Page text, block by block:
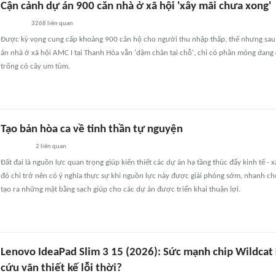
Cận cảnh dự án 900 căn nhà ở xã hội 'xây mãi chưa xong'
3268 liên quan
Được kỳ vọng cung cấp khoảng 900 căn hộ cho người thu nhập thấp, thế nhưng
án nhà ở xã hội AMC I tại Thanh Hóa vẫn 'dậm chân tại chỗ', chỉ có phần móng
trống cỏ cây um tùm.
Tạo bản hòa ca về tinh thần tự nguyện
2 liên quan
Đất đai là nguồn lực quan trọng giúp kiến thiết các dự án hạ tầng thúc đẩy kinh tế -
đó chỉ trở nên có ý nghĩa thực sự khi nguồn lực này được giải phóng sớm, nhanh
tạo ra những mặt bằng sạch giúp cho các dự án được triển khai thuận lợi.
Lenovo IdeaPad Slim 3 15 (2026): Sức mạnh chip Wildcat
cứu vãn thiết kế lỗi thời?